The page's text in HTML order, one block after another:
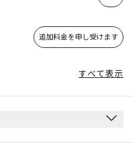
追加料金を申し受けます
すべて表示